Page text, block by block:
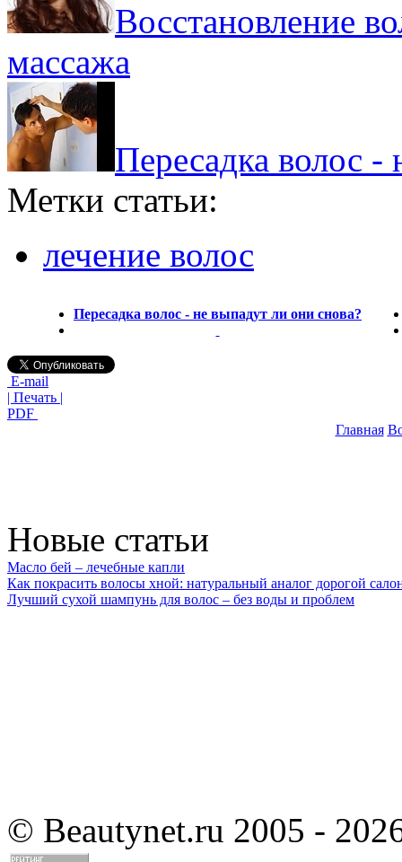
Восстановление
массажа
Пересадка волос -
Метки статьи:
лечение волос
Пересадка волос - не выпадут ли они снова?
E-mail
| Печать |
PDF
Главная
Новые статьи
Масло бей – лечебные капли
Как покрасить волосы хной: натуральный аналог дорогой
Лучший сухой шампунь для волос – без воды и проблем
© Beautynet.ru 2005 -